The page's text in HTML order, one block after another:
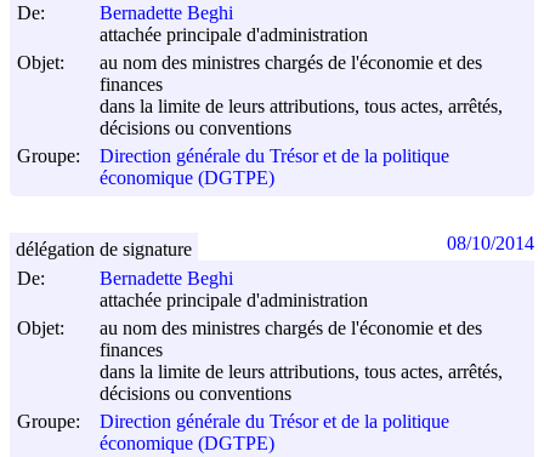
De:
Bernadette Beghi
attachée principale d'administration
Objet:
au nom des ministres chargés de l'économie et des
finances
dans la limite de leurs attributions, tous actes, arrêtés,
décisions ou conventions
Groupe:
Direction générale du Trésor et de la politique
économique (DGTPE)
De:
Bernadette Beghi
attachée principale d'administration
Objet:
au nom des ministres chargés de l'économie et des
finances
dans la limite de leurs attributions, tous actes, arrêtés,
décisions ou conventions
Groupe:
Direction générale du Trésor et de la politique
économique (DGTPE)
délégation de signature 08/10/2014